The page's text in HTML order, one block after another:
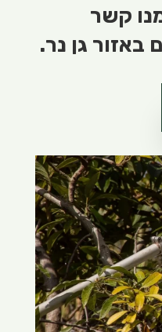
קשר
באזור גן נר.